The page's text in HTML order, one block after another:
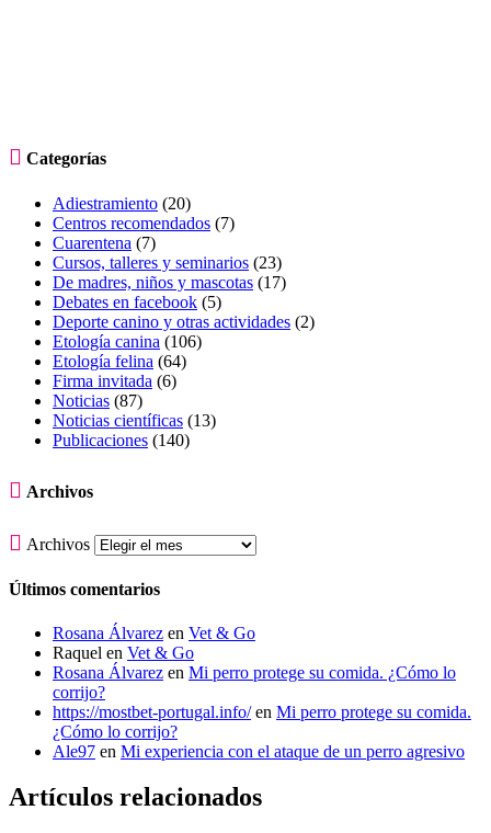
 Categorías
Adiestramiento (20)
Centros recomendados (7)
Cuarentena (7)
Cursos, talleres y seminarios (23)
De madres, niños y mascotas (17)
Debates en facebook (5)
Deporte canino y otras actividades (2)
Etología canina (106)
Etología felina (64)
Firma invitada (6)
Noticias (87)
Noticias científicas (13)
Publicaciones (140)
 Archivos
 Archivos
Últimos comentarios
Rosana Álvarez en Vet & Go
Raquel en Vet & Go
Rosana Álvarez en Mi perro protege su comida. ¿Cómo lo
corrijo?
https://mostbet-portugal.info/en Mi perro protege su comida.
¿Cómo lo corrijo?
Ale97 en Mi experiencia con el ataque de un perro agresivo
Artículos relacionados